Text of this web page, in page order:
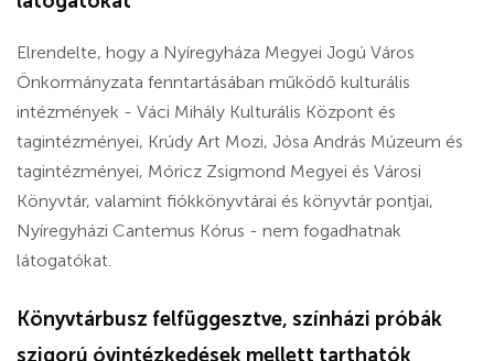
Elrendelte, hogy a Nyíregyháza Megyei Jogú Város
Önkormányzata fenntartásában működő kulturális
intézmények - Váci Mihály Kulturális Központ és
tagintézményei, Krúdy Art Mozi, Jósa András Múzeum és
tagintézményei, Móricz Zsigmond Megyei és Városi
Könyvtár, valamint fiókkönyvtárai és könyvtár pontjai,
Nyíregyházi Cantemus Kórus - nem fogadhatnak
látogatókat.
Könyvtárbusz felfüggesztve, színházi próbák
szigorú óvintézkedések mellett tarthatók